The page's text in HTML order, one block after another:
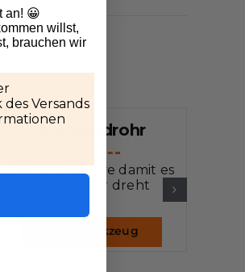
Alu Rundrohr
Dein must-have damit es
sich sauber dreht
Zum Werkzeug
an! 😀
willst,
brauchen wir
Versands